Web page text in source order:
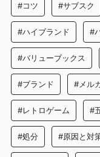
#コツ #サブスク
#ハイブランド #
#バリューブックス
#ブランド #メル
#レトロゲーム #
#処分 #原因と対